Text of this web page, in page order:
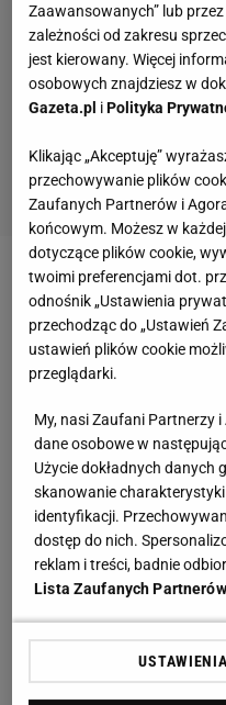
Zobacz wideoCo z tym
"Robimy z siebie
Barcelona pewnie
grasuje
Pewne zwycięstwo
wygrana 3:0 i to mimo
Lopeza w 62. minucie.
minucie rozpoczął
wykorzystał wówczas
Inigo Martineza i z
Odpowiedział tym
derbów, utrzymując
Zaawansowanych” lub
zależności od zakresu
jest kierowany. Więcej
osobowych znajdziesz w
Gazeta.pl iPolityka
Klikając „Akceptuję”
przechowywanie plików
Zaufanych Partnerów i
końcowym. Możesz w
dotyczące plików cookie,
twoimi preferencjami dot.
odnośnik „Ustawienia
przechodząc do „Ustawień
ustawień plików cookie
przeglądarki.
My, nasi Zaufani Partnerzy
dane osobowe w
Użycie dokładnych danych
skanowanie
identyfikacji.
dostęp do nich.
reklam i treści, badnie
Lista Zaufanych Partnerów